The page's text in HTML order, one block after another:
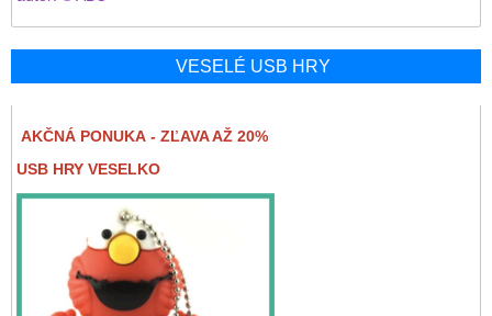
VESELÉ USB HRY
AKČNÁ PONUKA - ZĽAVA AŽ 20%
USB HRY VESELKO